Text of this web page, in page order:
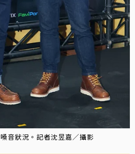
音狀況。記者沈昱嘉／攝影